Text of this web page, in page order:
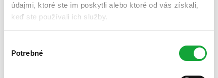
údajmi, ktoré ste im poskytli alebo ktoré od vás získali,
keď ste používali ich služby.
súhlasu
Potrebné